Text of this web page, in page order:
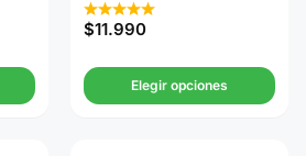
$11.990
Elegir opciones